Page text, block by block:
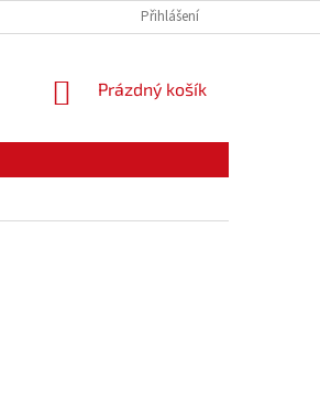
PODMÍNKY OCHRANY
Přihlášení
NÁKUPNÍ
Prázdný košík